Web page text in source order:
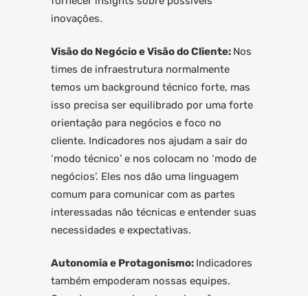
inovações.
Visão do Negócio e Visão do Cliente: Nos
times de infraestrutura normalmente
temos um background técnico forte, mas
isso precisa ser equilibrado por uma forte
orientação para negócios e foco no
cliente. Indicadores nos ajudam a sair do
‘modo técnico’ e nos colocam no ‘modo de
negócios’. Eles nos dão uma linguagem
comum para comunicar com as partes
interessadas não técnicas e entender suas
necessidades e expectativas.
Autonomia e Protagonismo: Indicadores
também empoderam nossas equipes.